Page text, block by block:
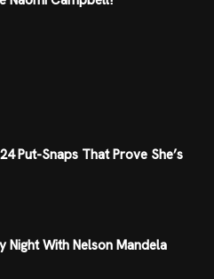
Put-Snaps That Prove She’s
Night With Nelson Mandela